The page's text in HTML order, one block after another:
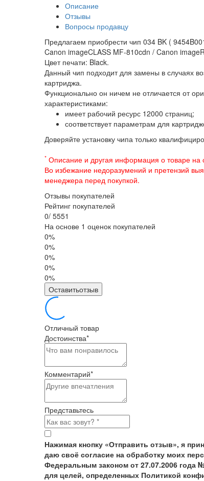
Описание
Отзывы
Вопросы продавцу
Предлагаем приобрести чип 034 BK (
Canon imageCLASS MF-810cdn / Canon
Цвет печати: Black.
Данный чип подходит для замены в случаях
картриджа.
Функционально он ничем не отличается от
характеристиками:
имеет рабочий ресурс 12000 страниц;
соответствует параметрам для
Доверяйте установку чипа только
* Описание и другая информация о товаре
Во избежание недоразумений и претензий
менеджера перед покупкой.
Отзывы покупателей
Рейтинг покупателей
0/ 5551
На основе 1 оценок покупателей
0%
0%
0%
0%
0%
Оставитьотзыв
Отличный товар
Достоинства*
Комментарий*
Представьтесь
Нажимая кнопку «Отправить отзыв», я
даю своё согласие на обработку моих
Федеральным законом от 27.07.2006
для целей, определенных Политикой